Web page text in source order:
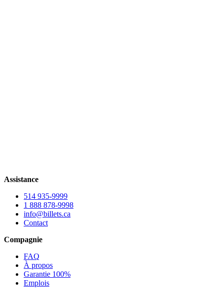
Assistance
514 935-9999
1 888 878-9998
info@billets.ca
Contact
Compagnie
FAQ
À propos
Garantie 100%
Emplois